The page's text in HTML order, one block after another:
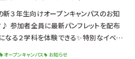
★次回のオープンキャンパス日
年3月21日（土
新３年生向けオープンキャンパスのお知
♪ 参加者全員に最新パンフレットを配布
る２学科を体験できる✨特別なイベン
オープンキャンパス お知らせ